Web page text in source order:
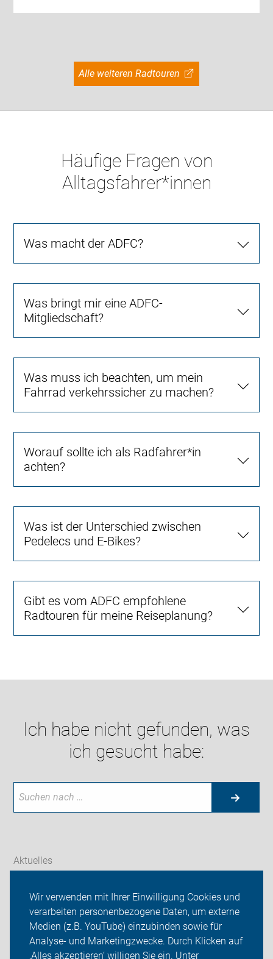
Wir verwenden mit Ihrer Einwilligung Cookies und
verarbeiten personenbezogene Daten, um externe
Medien (z.B. YouTube) einzubinden sowie für
Analyse- und Marketingzwecke. Durch Klicken auf
‚Alles akzeptieren‘ willigen Sie ein. Unter
Alle weiteren Radtouren
Häufige Fragen von
Alltagsfahrer*innen
Was macht der ADFC?
Was bringt mir eine ADFC-
Mitgliedschaft?
Was muss ich beachten, um mein
Fahrrad verkehrssicher zu machen?
Worauf sollte ich als Radfahrer*in
achten?
Was ist der Unterschied zwischen
Pedelecs und E-Bikes?
Gibt es vom ADFC empfohlene
Radtouren für meine Reiseplanung?
Ich habe nicht gefunden, was
ich gesucht habe:
Aktuelles
ADFC Jena - Saaletal
Sei dabei